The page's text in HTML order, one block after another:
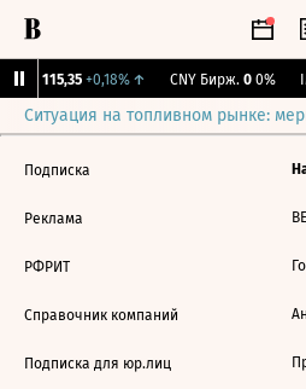
115,35 +0,18%↑ CNY Бирж. 0 0%
Ситуация на топливном рынке:
Подписка
Реклама
РФРИТ
Справочник компаний
Подписка для юр.лиц